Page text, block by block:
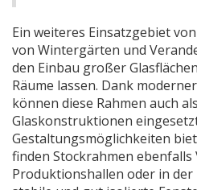
Ein weiteres Einsatzgebiet
von Wintergärten und
den Einbau großer
Räume lassen. Dank
können diese Rahmen auch
Glaskonstruktionen
Gestaltungsmöglichkeiten
finden Stockrahmen
Produktionshallen oder in